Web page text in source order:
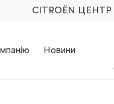
CITROËN ЦЕНТР
Новини